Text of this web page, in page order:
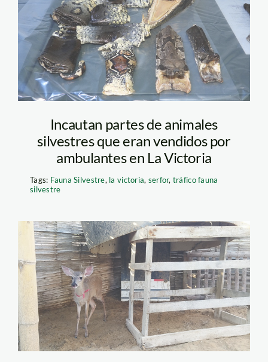
Incautan partes de animales
silvestres que eran vendidos por
ambulantes en La Victoria
Tags: Fauna Silvestre, la victoria, serfor, tráfico fauna
silvestre
venado rescatado –
serfor